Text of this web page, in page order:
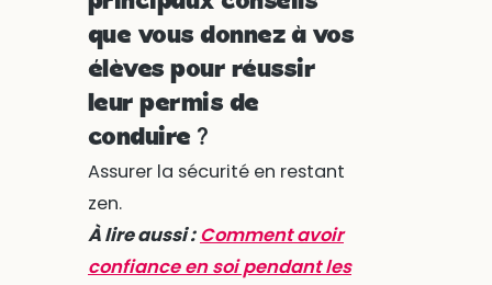
que vous donnez à vos
élèves pour réussir
leur permis de
conduire ?
Assurer la sécurité en restant
zen.
À lire aussi : Comment avoir
confiance en soi pendant les